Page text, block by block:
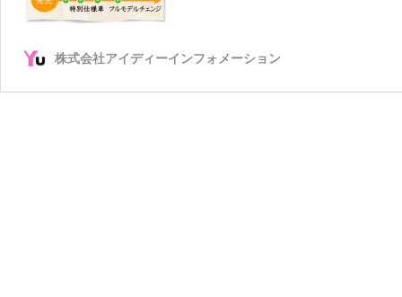
株式会社アイディーインフォメーション